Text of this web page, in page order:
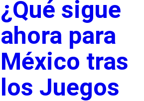
¿Qué sigue
ahora para
México tras
los Juegos